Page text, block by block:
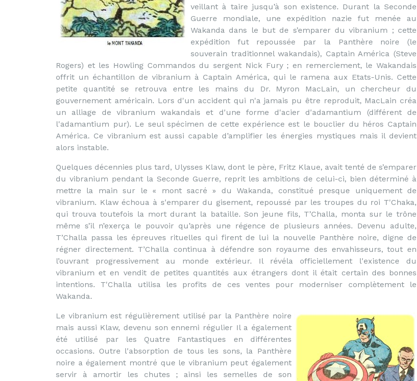
veillant à taire jusqu’à son existence. Durant la Seconde
Guerre mondiale, une expédition nazie fut menée au
Wakanda dans le but de s’emparer du vibranium ; cette
expédition fut repoussée par la Panthère noire (le
souverain traditionnel wakandais), Captain América (Steve
Rogers) et les Howling Commandos du sergent Nick Fury ; en remerciement, le Wakandais
offrit un échantillon de vibranium à Captain América, qui le ramena aux Etats-Unis. Cette
petite quantité se retrouva entre les mains du Dr. Myron MacLain, un chercheur du
gouvernement américain. Lors d'un accident qui n'a jamais pu être reproduit, MacLain créa
un alliage de vibranium wakandais et d'une forme d'acier d'adamantium (différent de
l'adamantium pur). Le seul spécimen de cette expérience est le bouclier du héros Captain
América. Ce vibranium est aussi capable d’amplifier les énergies mystiques mais il devient
alors instable.
Quelques décennies plus tard, Ulysses Klaw, dont le père, Fritz Klaue, avait tenté de s’emparer
du vibranium pendant la Seconde Guerre, reprit les ambitions de celui-ci, bien déterminé à
mettre la main sur le « mont sacré » du Wakanda, constitué presque uniquement de
vibranium. Klaw échoua à s'emparer du gisement, repoussé par les troupes du roi T'Chaka,
qui trouva toutefois la mort durant la bataille. Son jeune fils, T’Challa, monta sur le trône
même s’il n’exerça le pouvoir qu’après une régence de plusieurs années. Devenu adulte,
T’Challa passa les épreuves rituelles qui firent de lui la nouvelle Panthère noire, digne de
régner directement. T’Challa continua à défendre son royaume des envahisseurs, tout en
l’ouvrant progressivement au monde extérieur. Il révéla officiellement l'existence du
vibranium et en vendit de petites quantités aux étrangers dont il était certain des bonnes
intentions. T'Challa utilisa les profits de ces ventes pour moderniser complètement le
Wakanda.
Le vibranium est régulièrement utilisé par la Panthère noire
mais aussi Klaw, devenu son ennemi régulier Il a également
été utilisé par les Quatre Fantastiques en différentes
occasions. Outre l'absorption de tous les sons, la Panthère
noire a également montré que le vibranium peut également
servir à amortir les chutes ; ainsi les semelles de son